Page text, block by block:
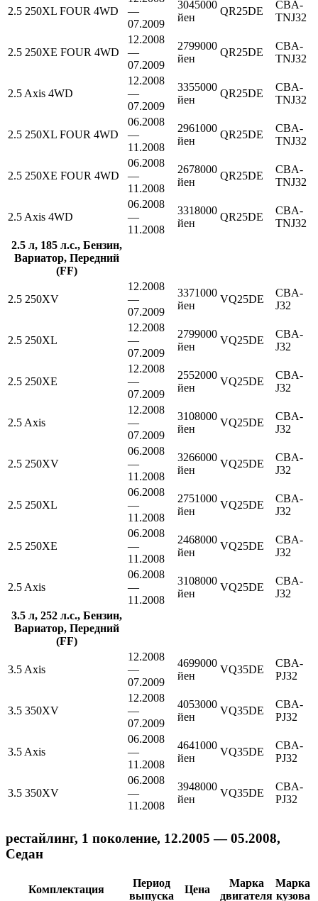
2.5 250XL FOUR 4WD
—
07.2009
3045000
йен
QR25DE
CBA-
TNJ32
2.5 250XE FOUR 4WD
12.2008
—
07.2009
2799000
йен
QR25DE
CBA-
TNJ32
2.5 Axis 4WD
12.2008
—
07.2009
3355000
йен
QR25DE
CBA-
TNJ32
2.5 250XL FOUR 4WD
06.2008
—
11.2008
2961000
йен
QR25DE
CBA-
TNJ32
2.5 250XE FOUR 4WD
06.2008
—
11.2008
2678000
йен
QR25DE
CBA-
TNJ32
2.5 Axis 4WD
06.2008
—
11.2008
3318000
йен
QR25DE
CBA-
TNJ32
2.5 л, 185 л.с., Бензин,
Вариатор, Передний
(FF)
2.5 250XV
12.2008
—
07.2009
3371000
йен
VQ25DE
CBA-
J32
2.5 250XL
12.2008
—
07.2009
2799000
йен
VQ25DE
CBA-
J32
2.5 250XE
12.2008
—
07.2009
2552000
йен
VQ25DE
CBA-
J32
2.5 Axis
12.2008
—
07.2009
3108000
йен
VQ25DE
CBA-
J32
2.5 250XV
06.2008
—
11.2008
3266000
йен
VQ25DE
CBA-
J32
2.5 250XL
06.2008
—
11.2008
2751000
йен
VQ25DE
CBA-
J32
2.5 250XE
06.2008
—
11.2008
2468000
йен
VQ25DE
CBA-
J32
2.5 Axis
06.2008
—
11.2008
3108000
йен
VQ25DE
CBA-
J32
3.5 л, 252 л.с., Бензин,
Вариатор, Передний
(FF)
3.5 Axis
12.2008
—
07.2009
4699000
йен
VQ35DE
CBA-
PJ32
3.5 350XV
12.2008
—
07.2009
4053000
йен
VQ35DE
CBA-
PJ32
3.5 Axis
06.2008
—
11.2008
4641000
йен
VQ35DE
CBA-
PJ32
3.5 350XV
06.2008
—
11.2008
3948000
йен
VQ35DE
CBA-
PJ32
рестайлинг, 1 поколение, 12.2005 — 05.2008,
Седан
Комплектация
Период
выпуска
Цена
Марка
двигателя
Марка
кузова